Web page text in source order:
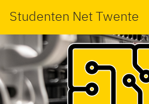
Studenten Net Twente